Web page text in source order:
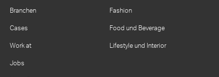
Branchen
Cases
Work at
Jobs
Fashion
Food und Beverage
Lifestyle und Interior